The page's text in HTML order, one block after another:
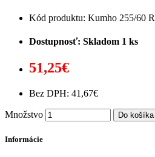
Kód produktu: Kumho 255/60
Dostupnosť: Skladom 1 ks
51,25€
Bez DPH: 41,67€
Množstvo Do košíka
Informácie